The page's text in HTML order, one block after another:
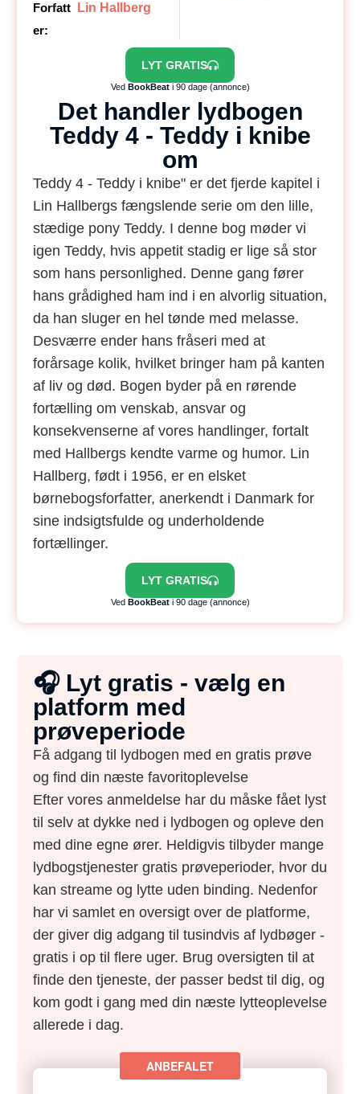
Forfatt
er:
Lin Hallberg
LYT GRATIS
Ved BookBeati 90 dage (annonce)
Det handler lydbogen
Teddy 4 - Teddy i knibe
om
Teddy 4 - Teddy i knibe" er det fjerde kapitel i
Lin Hallbergs fængslende serie om den lille,
stædige pony Teddy. I denne bog møder vi
igen Teddy, hvis appetit stadig er lige så stor
som hans personlighed. Denne gang fører
hans grådighed ham ind i en alvorlig situation,
da han sluger en hel tønde med melasse.
Desværre ender hans fråseri med at
forårsage kolik, hvilket bringer ham på kanten
af liv og død. Bogen byder på en rørende
fortælling om venskab, ansvar og
konsekvenserne af vores handlinger, fortalt
med Hallbergs kendte varme og humor. Lin
Hallberg, født i 1956, er en elsket
børnebogsforfatter, anerkendt i Danmark for
sine indsigtsfulde og underholdende
fortællinger.
LYT GRATIS
Ved BookBeati 90 dage (annonce)
🎧 Lyt gratis - vælg en
platform med
prøveperiode
Få adgang til lydbogen med en gratis prøve
og find din næste favoritoplevelse
Efter vores anmeldelse har du måske fået lyst
til selv at dykke ned i lydbogen og opleve den
med dine egne ører. Heldigvis tilbyder mange
lydbogstjenester gratis prøveperioder, hvor du
kan streame og lytte uden binding. Nedenfor
har vi samlet en oversigt over de platforme,
der giver dig adgang til tusindvis af lydbøger -
gratis i op til flere uger. Brug oversigten til at
finde den tjeneste, der passer bedst til dig, og
kom godt i gang med din næste lytteoplevelse
allerede i dag.